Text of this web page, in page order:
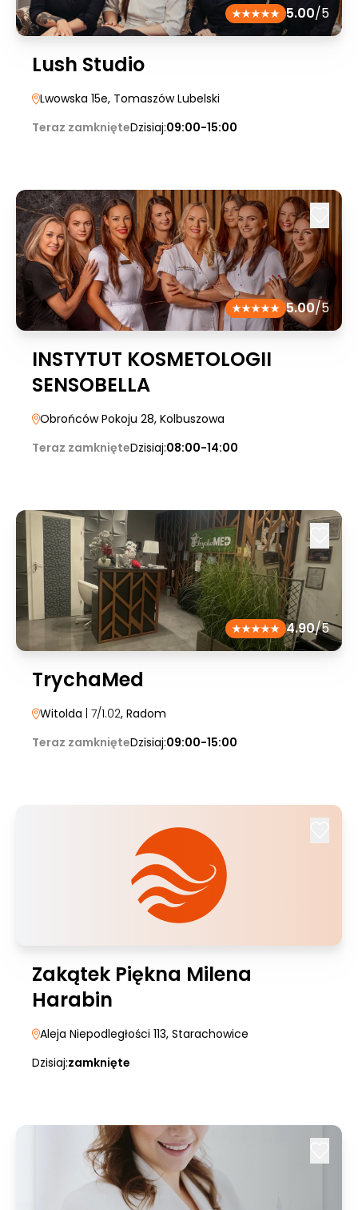
5.00/5
Lush Studio
Lwowska 15e, Tomaszów Lubelski
Teraz zamknięteDzisiaj:09:00-15:00
5.00/5
INSTYTUT KOSMETOLOGII
SENSOBELLA
Obrońców Pokoju 28, Kolbuszowa
Teraz zamknięteDzisiaj:08:00-14:00
4.90/5
TrychaMed
Witolda | 7/1.02, Radom
Teraz zamknięteDzisiaj:09:00-15:00
Zakątek Piękna Milena
Harabin
Aleja Niepodległości 113, Starachowice
Dzisiaj:zamknięte